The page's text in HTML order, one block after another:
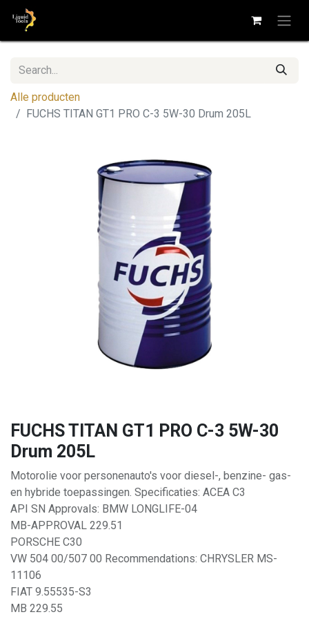
Alle producten
FUCHS TITAN GT1 PRO C-3 5W-30 Drum 205L
FUCHS TITAN GT1 PRO C-3 5W-30
Drum 205L
Motorolie voor personenauto's voor diesel-, benzine- gas-
en hybride toepassingen. Specificaties: ACEA C3
API SN Approvals: BMW LONGLIFE-04
MB-APPROVAL 229.51
PORSCHE C30
VW 504 00/507 00 Recommendations: CHRYSLER MS-
11106
FIAT 9.55535-S3
MB 229.55